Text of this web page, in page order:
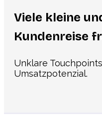
Viele kleine
Kundenreise
Unklare
Umsatzpotenzial.